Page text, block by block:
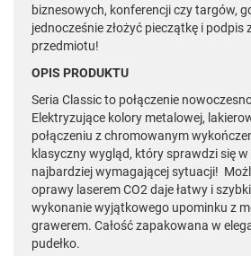
biznesowych, konferencji czy targów,
jednocześnie złożyć pieczątkę i podpis
przedmiotu!
OPIS PRODUKTU
Seria Classic to połączenie
Elektryzujące kolory metalowej,
połączeniu z chromowanym
klasyczny wygląd, który sprawdzi się
najbardziej wymagającej sytuacji!
oprawy laserem CO2 daje łatwy i
wykonanie wyjątkowego upominku z
grawerem. Całość zapakowana w
pudełko.